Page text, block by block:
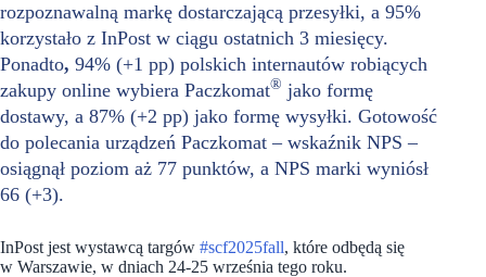
rozpoznawalną markę dostarczającą przesyłki, a 95%
korzystało z InPost w ciągu ostatnich 3 miesięcy.
Ponadto, 94% (+1 pp) polskich internautów robiących
zakupy online wybiera Paczkomat® jako formę
dostawy, a 87% (+2 pp) jako formę wysyłki. Gotowość
do polecania urządzeń Paczkomat – wskaźnik NPS –
osiągnął poziom aż 77 punktów, a NPS marki wyniósł
66 (+3).
InPost jest wystawcą targów #scf2025fall, które odbędą się
w Warszawie, w dniach 24-25 września tego roku.